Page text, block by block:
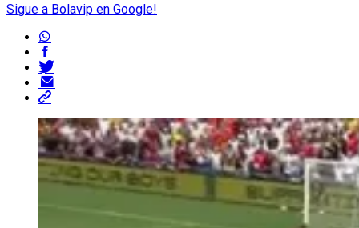
Sigue a Bolavip en Google!